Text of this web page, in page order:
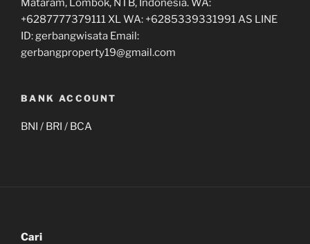
Mataram, Lombok, NTB, Indonesia. WA:
+6287777379111 XL WA: +6285339331991 AS LINE
ID: gerbangwisata Email:
gerbangproperty19@gmail.com
BANK ACCOUNT
BNI / BRI / BCA
Cari